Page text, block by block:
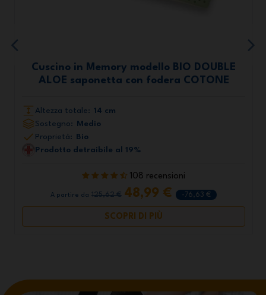
Cuscino in Memory modello BIO DOUBLE
ALOE saponetta con fodera COTONE
Altezza totale: 14 cm
Sostegno:
Medio
Proprietà:
Bio
Prodotto detraibile al 19%
108 recensioni
A partire da 125,62 € 48,99 € -76,63 €
SCOPRI DI PIÙ